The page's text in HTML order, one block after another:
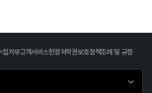
집거부고객서비스헌장저작권보호정책조례 및 규정